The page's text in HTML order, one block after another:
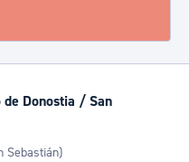
Donostia / San
Sebastián)